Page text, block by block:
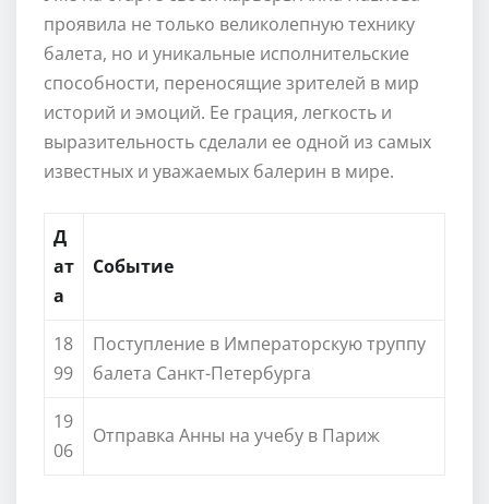
проявила не только великолепную технику
балета, но и уникальные исполнительские
способности, переносящие зрителей в мир
историй и эмоций. Ее грация, легкость и
выразительность сделали ее одной из самых
известных и уважаемых балерин в мире.
Д
ат
а
Событие
18
99
Поступление в Императорскую труппу
балета Санкт-Петербурга
19
06
Отправка Анны на учебу в Париж